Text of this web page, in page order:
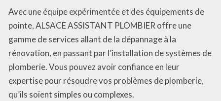
Avec une équipe expérimentée et des équipements de
pointe, ALSACE ASSISTANT PLOMBIER offre une
gamme de services allant de la dépannage à la
rénovation, en passant par l’installation de systèmes de
plomberie. Vous pouvez avoir confiance en leur
expertise pour résoudre vos problèmes de plomberie,
qu’ils soient simples ou complexes.